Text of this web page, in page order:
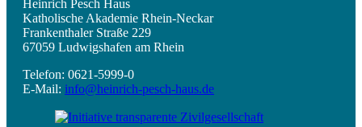
Heinrich Pesch Haus
Katholische Akademie Rhein-Neckar
Frankenthaler Straße 229
67059 Ludwigshafen am Rhein
Telefon: 0621-5999-0
E-Mail: info@heinrich-pesch-haus.de